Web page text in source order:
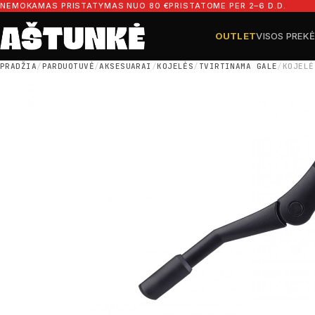
Pereiti prie turinio
NEMOKAMAS PRISTATYMAS NUO 80 €PRISTATOME PER 2–6 D.D.
OUTLETVISOS
Ieškoti dalių
Ieškoti
PRADŽIA/PARDUOTUVĖ/AKSESUARAI /KOJELĖS/ TVIRTINAMA GALE/